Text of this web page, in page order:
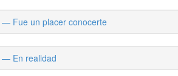
— Fue un placer conocerte
— En realidad